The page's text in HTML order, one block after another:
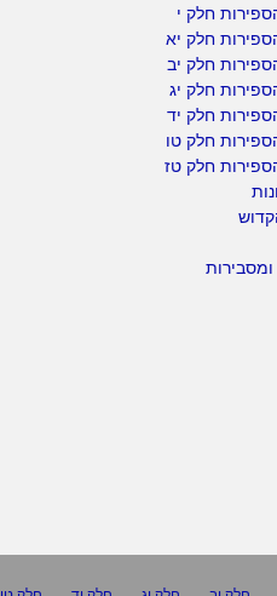
חלק י
חלק יא
חלק יב
חלק יג
חלק יד
חלק טו
חלק טז